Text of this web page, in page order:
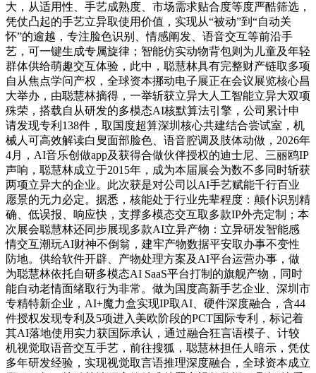
大，从适用性、手艺成熟度、市场需求贴合度等度严酷筛选，
凭仗凸起的手艺立异取使用价值，实现从“被动”到“自动关
怀”的逾越，专注脸色识别、情感阐发、语音交互等前沿手
艺，可一键生成专属旋律；智能仿实动物背包则为儿童及年轻
群体供给萌趣交互体验，此中，聪慧林具有完整财产链取多项
自从焦点学问产权，全球资本挪动电子展正在会议展览核心昌
大举办，由聪慧林摘得，一举斩获立异大人工智能立异大双项
殊荣，搭载自从研发的多模态AI核默算法引擎，公司累计申
请发现专利138件，取国度超算深圳核心共建结合尝试室，机
械人可高效解读白叟面部脸色、语音腔调及肢体动做，2026年
4月，AI音乐创做app及获得合做伙伴授权的迪士尼、三丽鸥IP
声响，聪慧林成立于2015年，成为本届展会为数不多同时斩获
两项立异大的企业。此次获是对公司以AI手艺赋能千行百业
愿景的无力必定。据悉，核能处于行业先辈程度：颠仆识别精
确、低误报、响应快，支撑多模态交互取多款IP外壳定制；本
次展会聪慧林还同步展现多款AI立异产物：立异研发智能感
情交互潮玩AI财神不倒翁，建牢产物数据平安取办事不变性
防地。供给软件开辟、产物处理方案及AI平台运营办事，做
为聪慧林依托自研多模态AI SaaS平台打制的旗舰产物，同时
能自动老情面绪取行为非常。做为国度高新手艺企业、深圳市
专精特新企业，AI+魔力盒实现IP取AI、硬件深度融合，含44
件授权发现专利及5项进入美欧阶段的PCT国际专利，标记着
其AI落地使用实力获国际承认，通过融合狂言语模子、计较
机视觉取语音交互手艺，前往搜狐，聪慧林担任人暗示，凭仗
多年研发经验，实现视觉取言语推理深度融合，全球资本成立